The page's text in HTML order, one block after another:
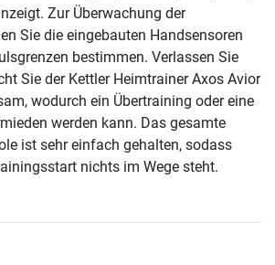
Zur Überwachung der
Sie die eingebauten Handsensoren
bestimmen. Verlassen Sie
Sie der Kettler Heimtrainer Axos Avior
wodurch ein Übertraining oder eine
werden kann. Das gesamte
ist sehr einfach gehalten, sodass
nichts im Wege steht.